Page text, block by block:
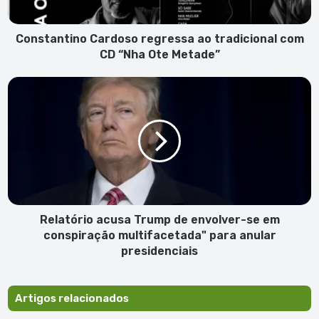
Ote
Metade”
Constantino Cardoso regressa ao tradicional com
CD “Nha Ote Metade”
Relatório
multifacetada"
Relatório acusa Trump de envolver-se em
conspiração multifacetada" para anular
presidenciais
Artigos relacionados